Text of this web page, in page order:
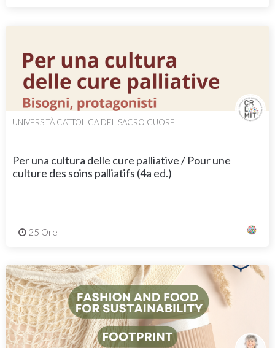
UNIVERSITÀ CATTOLICA DEL SACRO CUORE
Per una cultura delle cure palliative / Pour une
culture des soins palliatifs (4a ed.)
25 Ore